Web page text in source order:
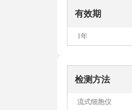
有效期
1年
检测方法
流式细胞仪